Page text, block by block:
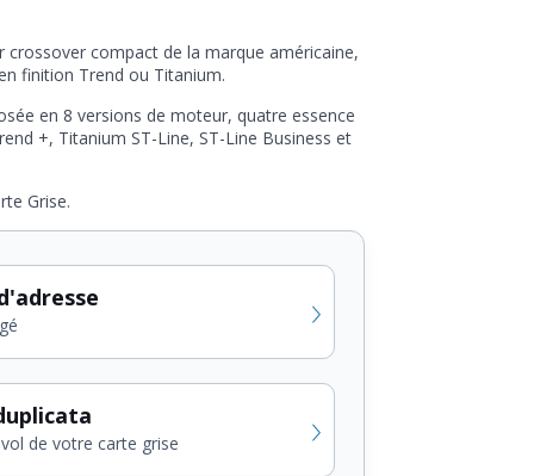
crossover compact de la marque américaine,
finition Trend ou Titanium.
en 8 versions de moteur, quatre essence
+, Titanium ST-Line, ST-Line Business et
Grise.
de votre carte grise